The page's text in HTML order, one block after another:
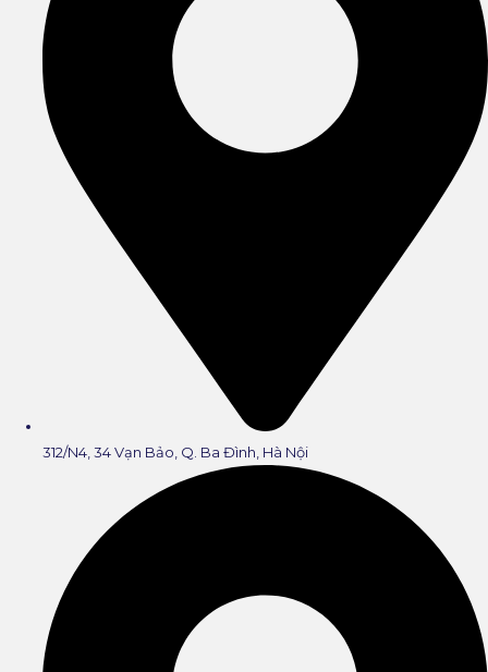
312/N4, 34 Vạn Bảo, Q. Ba Đình, Hà Nội